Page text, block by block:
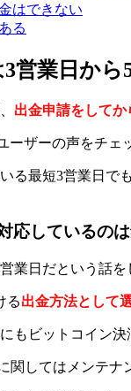
はできない
る
営業日から
出金申請をして
ーザーの声をチェ
る最短3営業日
応しているの
業日だという話
る出金方法として
もビットコイン
関してはメンテナ